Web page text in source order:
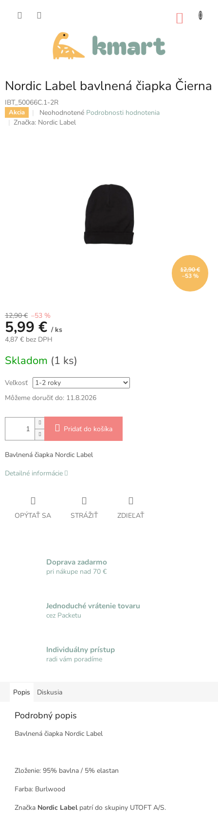
Nordic Label bavlnená čiapka Čierna
IBT_50066C.1-2R
Akcia
Priemerné
hodnotenie
Neohodnotené Podrobnosti hodnotenia
Značka: Nordic Label
12,90 €
–53 %
12,90 € –53 %
5,99 € / ks
4,87 € bez DPH
cena:
Skladom (1 ks)
Veľkosť
Môžeme doručiť do: 11.8.2026
Pridať do košíka
Bavlnená čiapka Nordic Label
Detailné informácie
OPÝTAŤ SA STRÁŽIŤ ZDIEĽAŤ
Doprava zadarmo
pri nákupe nad 70 €
Jednoduché vrátenie tovaru
cez Packetu
Individuálny prístup
radi vám poradíme
Popis Diskusia
Podrobný popis
Bavlnená čiapka Nordic Label
Zloženie: 95% bavlna / 5% elastan
Farba: Burlwood
Značka Nordic Labelpatrí do skupiny UTOFT A/S.